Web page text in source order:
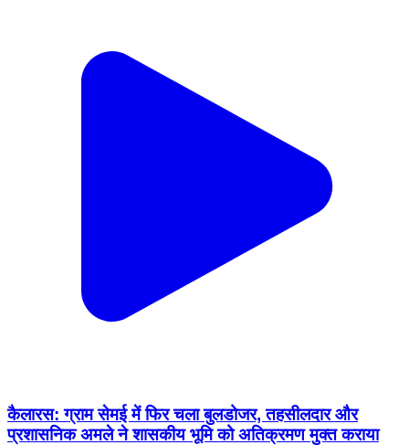
कैलारस: ग्राम सेमई में फिर चला बुलडोजर, तहसीलदार और
प्रशासनिक अमले ने शासकीय भूमि को अतिक्रमण मुक्त कराया